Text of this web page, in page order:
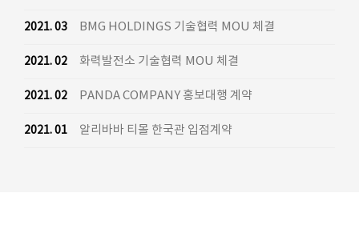
2021. 03 BMG HOLDINGS 기술협력 MOU 체결
2021. 02 화력발전소 기술협력 MOU 체결
2021. 02 PANDA COMPANY 홍보대행 계약
2021. 01 알리바바 티몰 한국관 입점계약